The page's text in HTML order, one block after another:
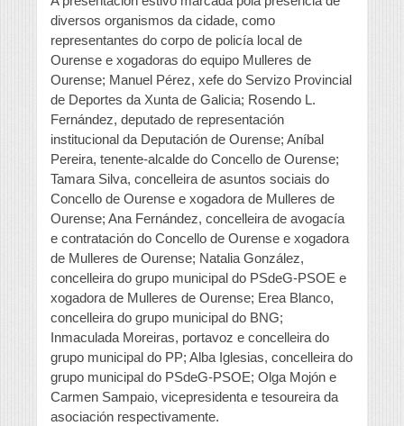
diversos organismos da cidade, como
representantes do corpo de policía local de
Ourense e xogadoras do equipo Mulleres de
Ourense; Manuel Pérez, xefe do Servizo Provincial
de Deportes da Xunta de Galicia; Rosendo L.
Fernández, deputado de representación
institucional da Deputación de Ourense; Aníbal
Pereira, tenente-alcalde do Concello de Ourense;
Tamara Silva, concelleira de asuntos sociais do
Concello de Ourense e xogadora de Mulleres de
Ourense; Ana Fernández, concelleira de avogacía
e contratación do Concello de Ourense e xogadora
de Mulleres de Ourense; Natalia González,
concelleira do grupo municipal do PSdeG-PSOE e
xogadora de Mulleres de Ourense; Erea Blanco,
concelleira do grupo municipal do BNG;
Inmaculada Moreiras, portavoz e concelleira do
grupo municipal do PP; Alba Iglesias, concelleira do
grupo municipal do PSdeG-PSOE; Olga Mojón e
Carmen Sampaio, vicepresidenta e tesoureira da
asociación respectivamente.